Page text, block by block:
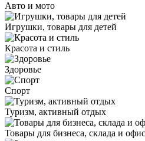
Авто и мото
Игрушки, товары для детей
Красота и стиль
Здоровье
Спорт
Туризм, активный отдых
Товары для бизнеса, склада и